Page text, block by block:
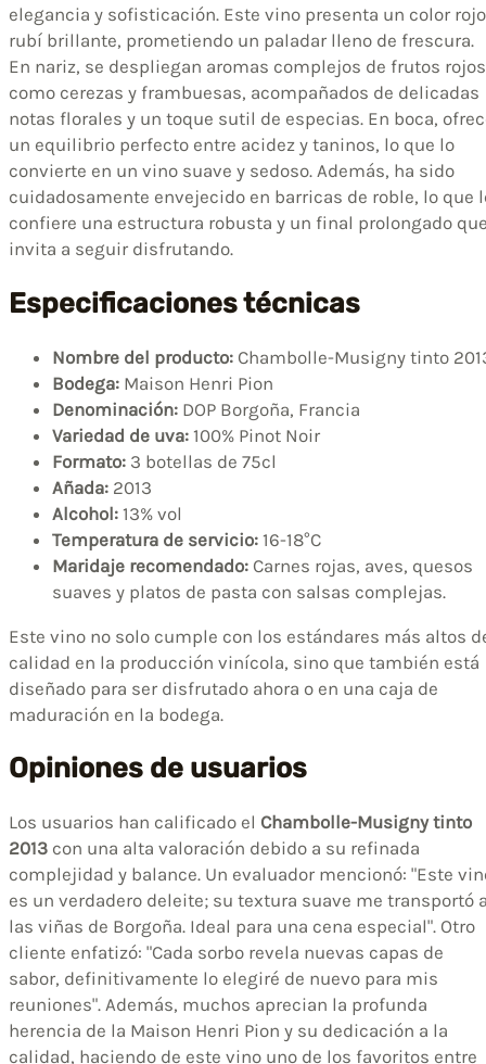
elegancia y sofisticación. Este vino presenta un color rojo
rubí brillante, prometiendo un paladar lleno de frescura.
En nariz, se despliegan aromas complejos de frutos
como cerezas y frambuesas, acompañados de delicadas
notas florales y un toque sutil de especias. En boca,
un equilibrio perfecto entre acidez y taninos, lo que lo
convierte en un vino suave y sedoso. Además, ha sido
cuidadosamente envejecido en barricas de roble, lo que
confiere una estructura robusta y un final prolongado
invita a seguir disfrutando.
Especificaciones técnicas
Nombre del producto: Chambolle-Musigny tinto
Bodega: Maison Henri Pion
Denominación: DOP Borgoña, Francia
Variedad de uva: 100% Pinot Noir
Formato: 3 botellas de 75cl
Añada: 2013
Alcohol: 13% vol
Temperatura de servicio: 16-18°C
Maridaje recomendado: Carnes rojas, aves, quesos
suaves y platos de pasta con salsas complejas.
Este vino no solo cumple con los estándares más altos
calidad en la producción vinícola, sino que también está
diseñado para ser disfrutado ahora o en una caja de
maduración en la bodega.
Opiniones de usuarios
Los usuarios han calificado el Chambolle-Musigny tinto
2013 con una alta valoración debido a su refinada
complejidad y balance. Un evaluador mencionó: "Este
es un verdadero deleite; su textura suave me transportó
las viñas de Borgoña. Ideal para una cena especial". Otro
cliente enfatizó: "Cada sorbo revela nuevas capas de
sabor, definitivamente lo elegiré de nuevo para mis
reuniones". Además, muchos aprecian la profunda
herencia de la Maison Henri Pion y su dedicación a la
calidad, haciendo de este vino uno de los favoritos entre